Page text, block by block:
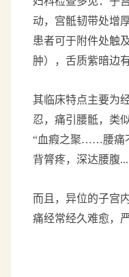
动，宫骶韧带处增
患者可于附件处触
肿），舌质紫暗边
其临床特点主要为
忍，痛引腰骶，类
“血瘕之聚……腰痛
背膂疼，深达腰腹
而且，异位的子宫
痛经常经久难愈，